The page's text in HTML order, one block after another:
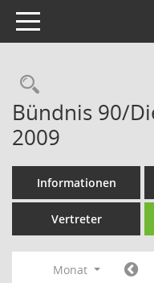
Toggle navigation
Bündnis 90/
2009
Informationen
Vertreter
Monat